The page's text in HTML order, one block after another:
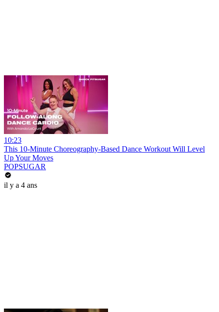
10:23
This 10-Minute Choreography-Based Dance Workout Will Level
Up Your Moves
POPSUGAR
il y a 4 ans